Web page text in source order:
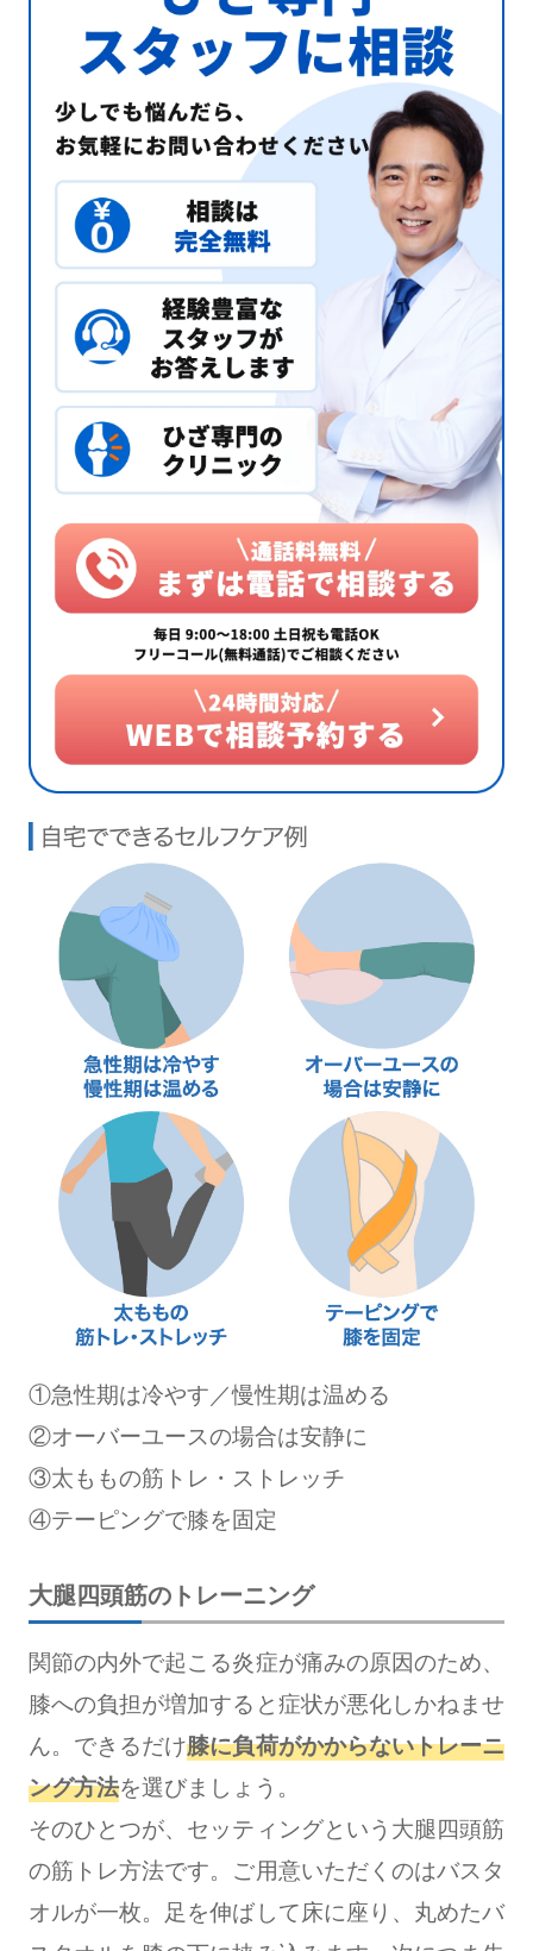
①急性期は冷やす／慢性期は温める
②オーバーユースの場合は安静に
③太ももの筋トレ・ストレッチ
④テーピングで膝を固定
大腿四頭筋のトレーニング
関節の内外で起こる炎症が痛みの原因のため、
膝への負担が増加すると症状が悪化しかねませ
ん。できるだけ膝に負荷がかからないトレーニ
ング方法を選びましょう。
そのひとつが、セッティングという大腿四頭筋
の筋トレ方法です。ご用意いただくのはバスタ
オルが一枚。足を伸ばして床に座り、丸めたバ